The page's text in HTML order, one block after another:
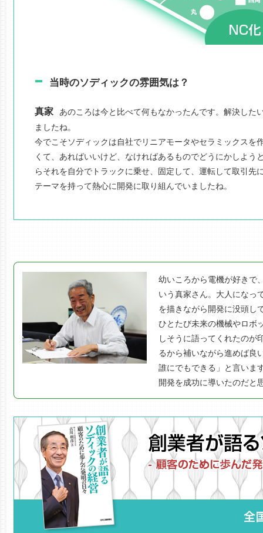
当時のソディックの雰囲気は？
真家 あのころは今と比べて何もなかったんです。解決し
ましたね。
今でこそソディックは自社でリニアモータやセラミックス
くて、あればいいけど、なければあるものでどうにかしよ
らそれを自分でトラックに乗せ、固定して、運転して取引
テーマを持って熱心に開発に取り組んでいましたね。
幼いころから電機が好きで
いう真家さん。大人になっ
を描きながら開発に没頭し
ひとたび未来の機械やロボ
しそうに語ってくれたのが
るから補いながら進めば良
誰にでもできる」と言いま
開発を成功に導いたのだと